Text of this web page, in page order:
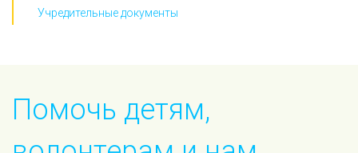
Учредительные документы
Помочь детям,